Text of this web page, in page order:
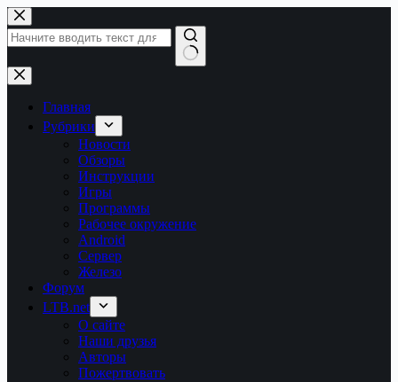
Перейти
к
сути
Ничего
не
найденоГлавная
Рубрики
Новости
Обзоры
Инструкции
Игры
Программы
Рабочее окружение
Android
Сервер
Железо
Форум
LTB.net
О сайте
Наши друзья
Авторы
Пожертвовать